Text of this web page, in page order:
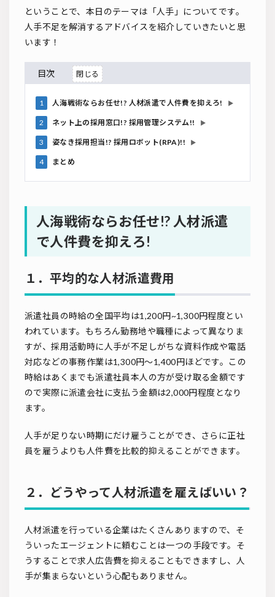
ということで、本日のテーマは「人手」についてです。
人手不足を解消するアドバイスを紹介していきたいと思
います！
目次
1 人海戦術ならお任せ!? 人材派遣で人件費を抑えろ! ▶
2 ネット上の採用窓口!? 採用管理システム!! ▶
3 姿なき採用担当!? 採用ロボット(RPA)!! ▶
4 まとめ
人海戦術ならお任せ!? 人材派遣
で人件費を抑えろ!
１．平均的な人材派遣費用
派遣社員の時給の全国平均は1,200円~1,300円程度とい
われています。もちろん勤務地や職種によって異なりま
すが、採用活動時に人手が不足しがちな資料作成や電話
対応などの事務作業は1,300円～1,400円ほどです。この
時給はあくまでも派遣社員本人の方が受け取る金額です
ので実際に派遣会社に支払う金額は2,000円程度となり
ます。
人手が足りない時期にだけ雇うことができ、さらに正社
員を雇うよりも人件費を比較的抑えることができます。
２．どうやって人材派遣を雇えばいい？
人材派遣を行っている企業はたくさんありますので、そ
ういったエージェントに頼むことは一つの手段です。そ
うすることで求人広告費を抑えることもできますし、人
手が集まらないという心配もありません。